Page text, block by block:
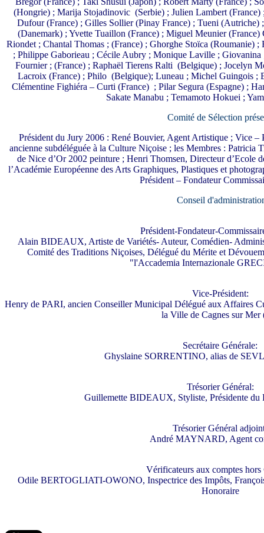
(Hongrie) ; Marija Stojadinovic (Serbie) ; Julien Lambert (France)
Dufour (France) ; Gilles Sollier (Pinay France) ; Tueni (Autriche)
(Danemark) ; Yvette Tuaillon (France) ; Miguel Meunier
Riondet ; Chantal Thomas ; (France) ; Ghorghe Stoïca (Roumanie)
; Philippe Gaborieau ; Cécile Aubry ; Monique Laville ;
Fournier ; (France) ; Raphaël Tierens Ralti (Belgique) ; Jocelyn
Lacroix (France) ; Philo (Belgique); Luneau ; Michel Guingois ;
Clémentine Fighiéra – Curti (France) ; Pilar Segura (Espagne) ;
Sakate Manabu ; Temamoto Hokuei ;
Comité de Sélection
Président du Jury 2006 : René Bouvier, Agent Artistique ; Vice –
ancienne subdéléguée à la Culture Niçoise ; les Membres :
de Nice d’Or 2002 peinture ; Henri Thomsen, Directeur d’Ecole
l’Académie Européenne des Arts Graphiques, Plastiques et
Président – Fondateur
Conseil
Président-Fondateur-
Alain BIDEAUX, Artiste de Variétés- Auteur, Comédien-
Comité des Traditions Niçoises, Délégué du Mérite et
"l'Accademia Internazionale
Vice-Président:
Henry de PARI, ancien Conseiller Municipal Délégué aux Affaires
la Ville de Cagnes sur Mer
Secrétaire Générale:
Ghyslaine SORRENTINO, alias de
Trésorier Général:
Guillemette BIDEAUX, Styliste, Présidente du
Trésorier Général
André MAYNARD, Agent
Vérificateurs aux comptes hors
Odile BERTOGLIATI-OWONO, Inspectrice des Impôts,
Honoraire